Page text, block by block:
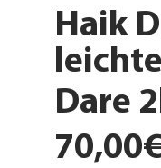
Haik
Dare